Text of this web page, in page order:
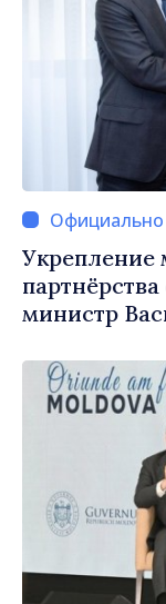
Укрепление
министр Василе Тофан и посол Швеции